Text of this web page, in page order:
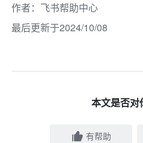
作者： 飞书帮助中心
最后更新于2024/10/08
本文是否对
有帮助